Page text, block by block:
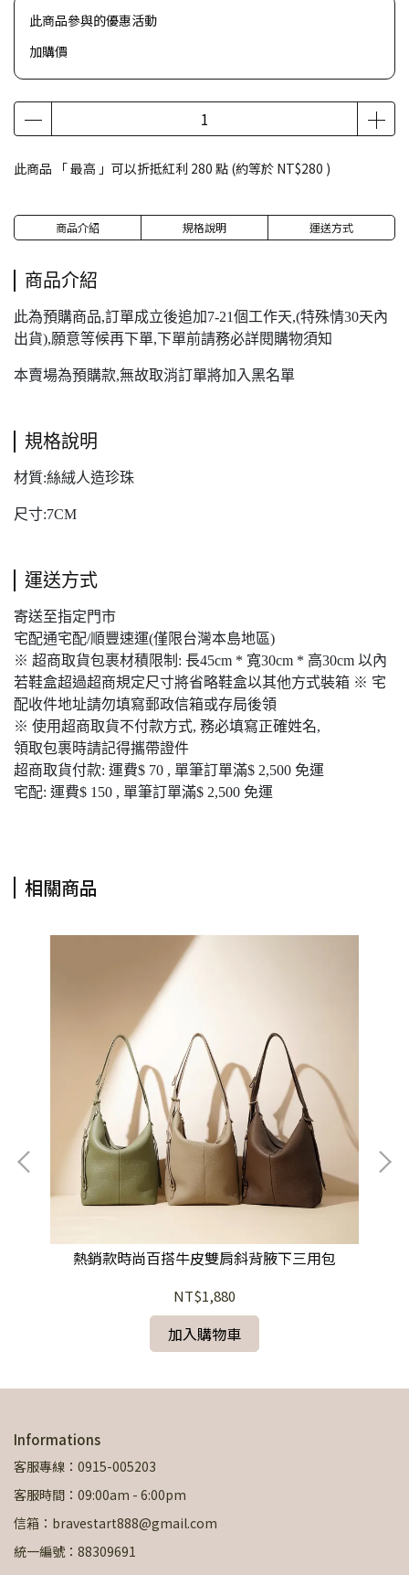
此商品參與的優惠活動
加購價
此商品 「 最高 」可以折抵紅利 280 點 (約等於 NT$280 )
商品介紹 規格說明 運送方式
商品介紹
此為預購商品,訂單成立後追加7-21個工作天,(特殊情30天內
出貨),願意等候再下單,下單前請務必詳閱購物須知
本賣場為預購款,無故取消訂單將加入黑名單
規格說明
材質:絲絨人造珍珠
尺寸:7CM
運送方式
寄送至指定門市
宅配通宅配/順豐速運(僅限台灣本島地區)
※ 超商取貨包裹材積限制: 長45cm * 寬30cm * 高30cm 以內
若鞋盒超過超商規定尺寸將省略鞋盒以其他方式裝箱 ※ 宅
配收件地址請勿填寫郵政信箱或存局後領
※ 使用超商取貨不付款方式, 務必填寫正確姓名,
領取包裹時請記得攜帶證件
超商取貨付款: 運費$ 70 , 單筆訂單滿$ 2,500 免運
宅配: 運費$ 150 , 單筆訂單滿$ 2,500 免運
相關商品
熱銷款時尚百搭牛皮雙肩斜背腋下三用包
NT$1,880
加入購物車
Informations
客服專線：0915-005203
客服時間：09:00am - 6:00pm
信箱：bravestart888@gmail.com
統一編號：88309691